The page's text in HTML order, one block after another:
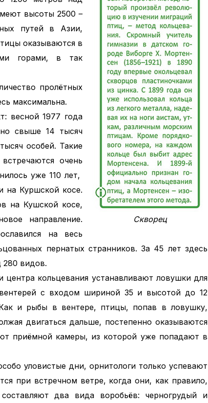
Скворец
высоты 2500 –
путей в Азии,
оказываются в
горами, в так
пролётных
максимальна.
весной 1977 года
свыше 14 тысяч
особей. Такие
очень
уже 110 лет,
на Куршской косе.
на Кушской косе,
направление.
на весь
пернатых странников. За 45 лет здесь
280 видов.
центра кольцевания устанавливают ловушки для
с входом шириной 35 и высотой до 12
и рыбы в вентере, птицы, попав в ловушку,
двигаться дальше, постепенно оказываются
приёмной камеры, из которой уже попадают в
уловистые дни, орнитологи только успевают
при встречном ветре, когда они, как правило,
два вида воробьёв: черногрудый и